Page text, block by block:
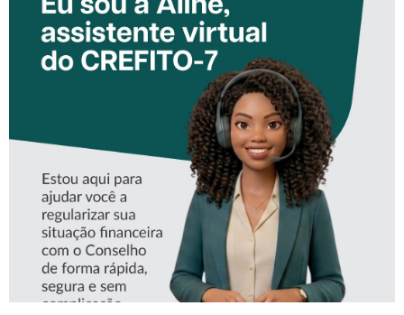
CONHEÇA A ‘ALINE’,
ASSISTENTE VIRTUAL DO
CREFITO-7